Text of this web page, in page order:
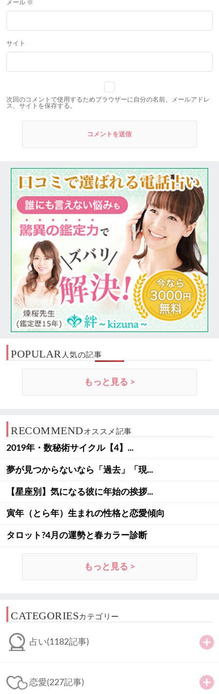
メール ※
サイト
次回のコメントで使用するためブラウザーに自分の名前、メールアドレ
ス、サイトを保存する。
POPULAR人気の記事
もっと見る >
RECOMMENDオススメ記事
2019年・数秘術サイクル【4】...
夢が見つからないなら「過去」「現...
【星座別】気になる彼に年始の挨拶...
寅年（とら年）生まれの性格と恋愛傾向
タロット?4月の運勢と春カラー診断
もっと見る >
CATEGORIESカテゴリー
占い(1182記事)
恋愛(227記事)